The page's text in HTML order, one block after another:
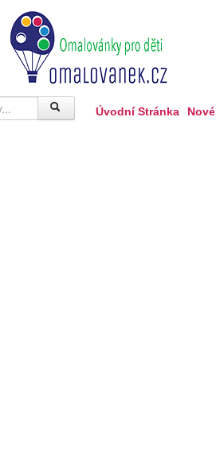
Úvodní Stránka Nové